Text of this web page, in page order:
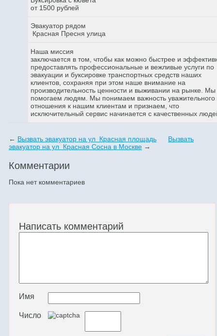
от 1500 рублей
Эвакуатор рядом
Красная Пресня улица
Наша миссия
заключается в том, чтобы как можно быстрее и
предоставлять профессиональные и вежливые услуги по
эвакуации и буксировке транспортных средств наших
клиентов, сохраняя при этом наше внимание на
производительность ценности и выживании на рынке. Мы
помогаем людям. Мы понимаем важность уважительного
отношения к нашим клиентам и признаем, что
исключительный сервис начинается с качественных
← Вызвать эвакуатор на ул Красная площадь
Вызвать
эвакуатор на ул Красная Сосна в Москве →
Комментарии
Пока нет комментариев
Написать комментарий
Имя
Число